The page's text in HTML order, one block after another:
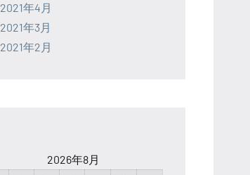
2021年4月
2021年3月
2021年2月
2026年8月